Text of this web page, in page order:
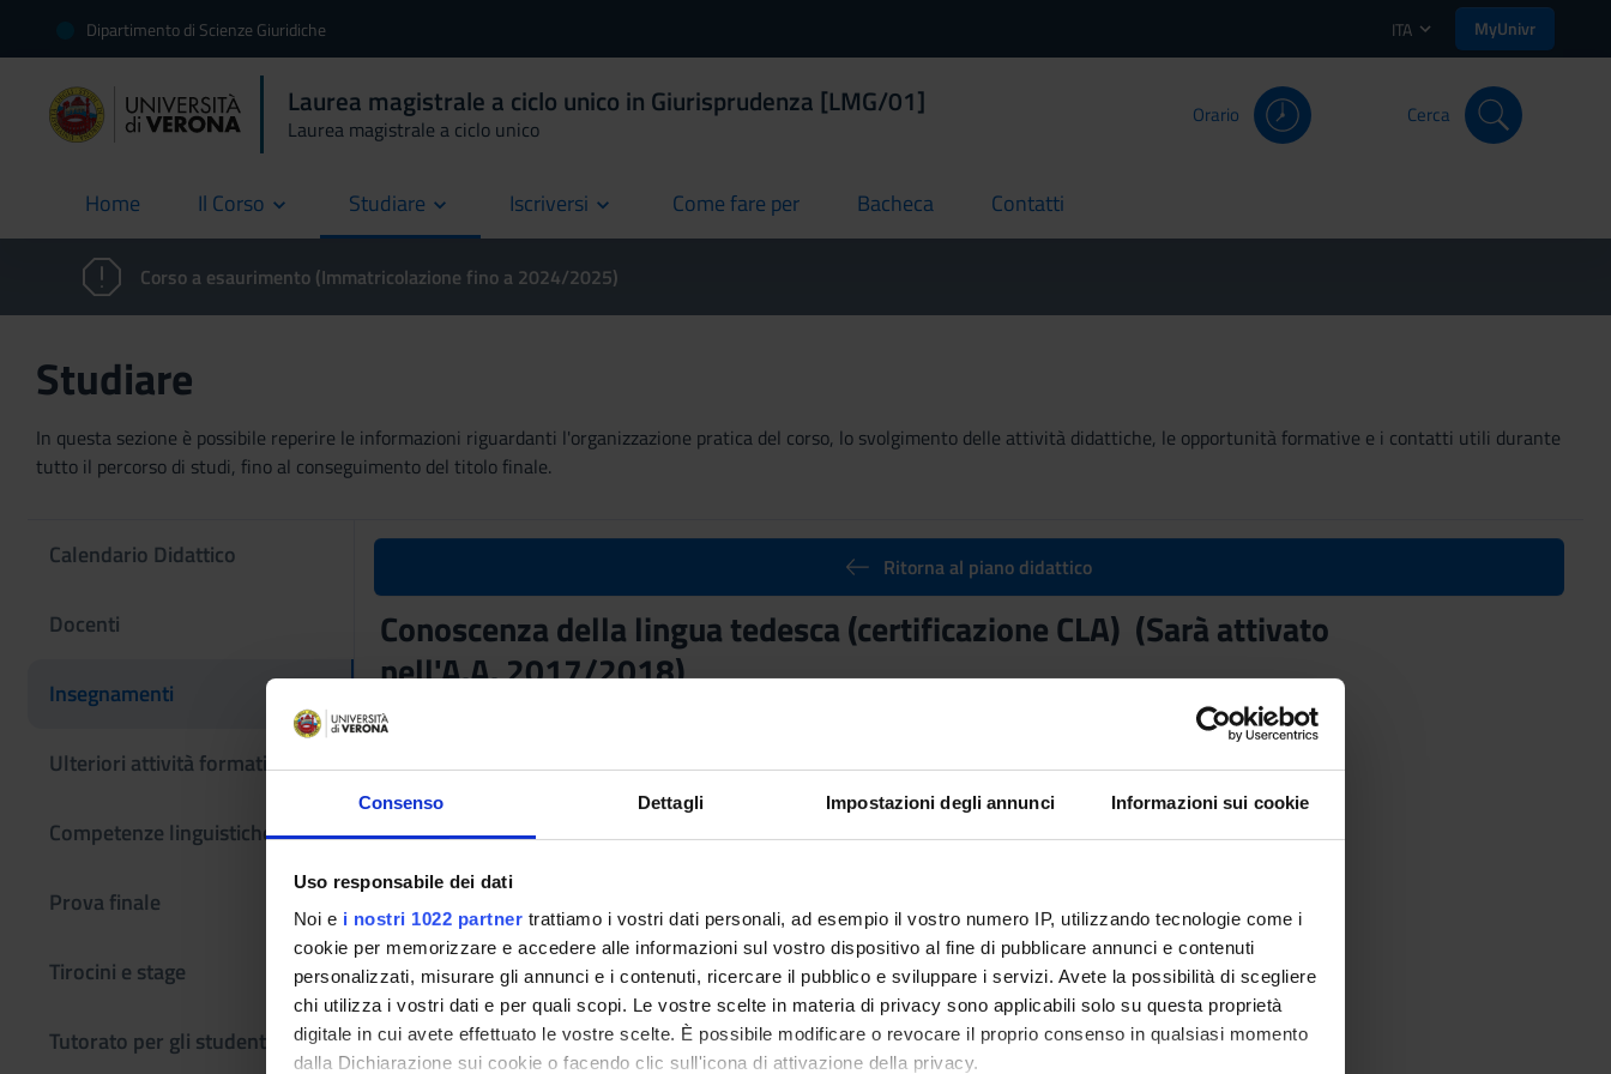
Consenso Dettagli Impostazioni degli annunci Informazioni sui cookie
Uso responsabile dei dati
Noi e i nostri 1022 partner trattiamo i vostri dati personali, ad esempio il vostro numero IP, utilizzando tecnologie come i
cookie per memorizzare e accedere alle informazioni sul vostro dispositivo al fine di pubblicare annunci e contenuti
personalizzati, misurare gli annunci e i contenuti, ricercare il pubblico e sviluppare i servizi. Avete la possibilità di scegliere
chi utilizza i vostri dati e per quali scopi. Le vostre scelte in materia di privacy sono applicabili solo su questa proprietà
digitale in cui avete effettuato le vostre scelte. È possibile modificare o revocare il proprio consenso in qualsiasi momento
dalla Dichiarazione sui cookie o facendo clic sull'icona di attivazione della privacy.
Dipartimento di Scienze Giuridiche ITA MyUnivr
Laurea magistrale a ciclo unico in Giurisprudenza [LMG/01]
Laurea magistrale a ciclo unico
Orario Cerca
Home
current Il Corso Studiare Iscriversi Come fare per
current Bacheca
current Contatti
current
Corso a esaurimento (Immatricolazione fino a 2024/2025)
Studiare
In questa sezione è possibile reperire le informazioni riguardanti l'organizzazione pratica del corso, lo svolgimento delle attività didattiche, le opportunità formative e i contatti utili durante
tutto il percorso di studi, fino al conseguimento del titolo finale.
Calendario Didattico
Docenti
Insegnamenti
Ulteriori attività formative
Competenze linguistiche
Prova finale
Tirocini e stage
Tutorato per gli studenti
Ritorna al piano didattico
Conoscenza della lingua tedesca (certificazione CLA) (Sarà attivato
nell'A.A. 2017/2018)
Codice insegnamento
Settore Scientifico Disciplinare (SSD)